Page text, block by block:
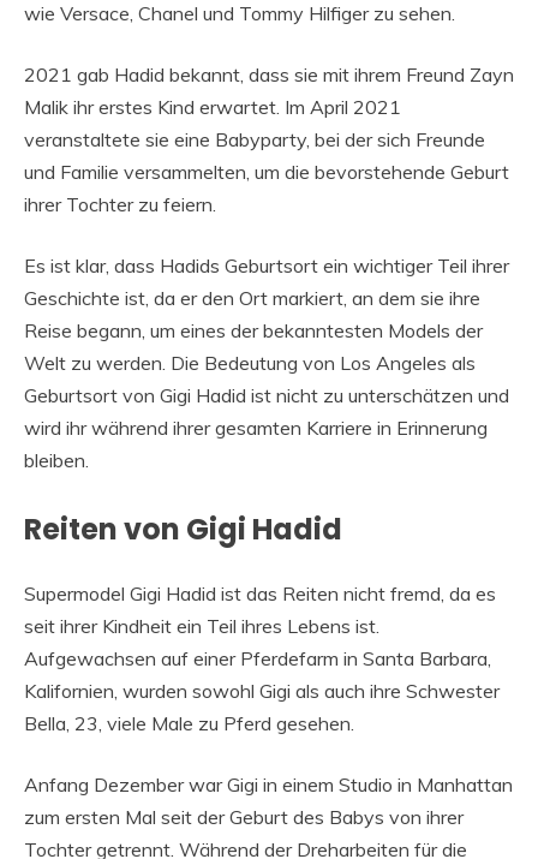
wie Versace, Chanel und Tommy Hilfiger zu sehen.
2021 gab Hadid bekannt, dass sie mit ihrem Freund Zayn
Malik ihr erstes Kind erwartet. Im April 2021
veranstaltete sie eine Babyparty, bei der sich Freunde
und Familie versammelten, um die bevorstehende Geburt
ihrer Tochter zu feiern.
Es ist klar, dass Hadids Geburtsort ein wichtiger Teil ihrer
Geschichte ist, da er den Ort markiert, an dem sie ihre
Reise begann, um eines der bekanntesten Models der
Welt zu werden. Die Bedeutung von Los Angeles als
Geburtsort von Gigi Hadid ist nicht zu unterschätzen und
wird ihr während ihrer gesamten Karriere in Erinnerung
bleiben.
Reiten von Gigi Hadid
Supermodel Gigi Hadid ist das Reiten nicht fremd, da es
seit ihrer Kindheit ein Teil ihres Lebens ist.
Aufgewachsen auf einer Pferdefarm in Santa Barbara,
Kalifornien, wurden sowohl Gigi als auch ihre Schwester
Bella, 23, viele Male zu Pferd gesehen.
Anfang Dezember war Gigi in einem Studio in Manhattan
zum ersten Mal seit der Geburt des Babys von ihrer
Tochter getrennt. Während der Dreharbeiten für die